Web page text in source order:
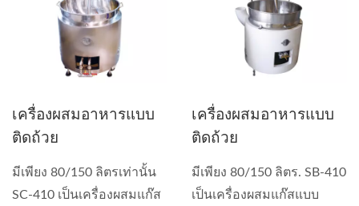
เครื่องผสมอาหารแบบ
ติดถ้วย
มีเพียง 80/150 ลิตรเท่านั้น
SC-410 เป็นเครื่องผสมแก๊ส
เครื่องผสมอาหารแบบ
ติดถ้วย
มีเพียง 80/150 ลิตร. SB-410
เป็นเครื่องผสมแก๊สแบบ